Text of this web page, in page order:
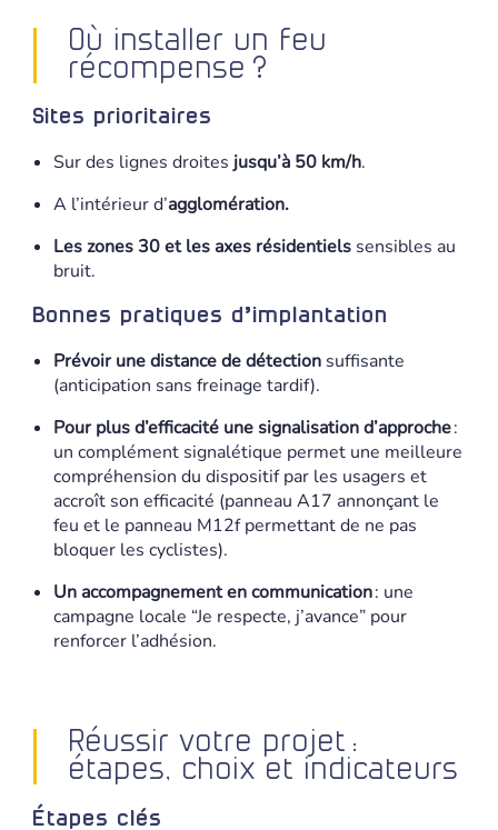
Où installer un feu
récompense ?
Sites prioritaires
Sur des lignes droitesjusqu’à 50 km/h.
A l’intérieur d’agglomération.
Les zones 30 et les axes résidentiels sensibles au
bruit.
Bonnes pratiques d’implantation
Prévoir une distance de détection suffisante
(anticipation sans freinage tardif).
Pour plus d’efficacité une signalisation d’approche:
un complément signalétique permet une meilleure
compréhension du dispositif par les usagers et
accroît son efficacité (panneau A17 annonçant le
feu et le panneau M12f permettant de ne pas
bloquer les cyclistes).
Un accompagnement en communication: une
campagne locale “Je respecte, j’avance” pour
renforcer l’adhésion.
Réussir votre projet :
étapes, choix et indicateurs
Étapes clés